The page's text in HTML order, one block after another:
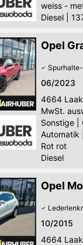
weiss -
Diesel
Opel
06/2023
4664
MwSt.
Sonstige
Automatik
Rot rot
Diesel
Opel
10/2015
4664